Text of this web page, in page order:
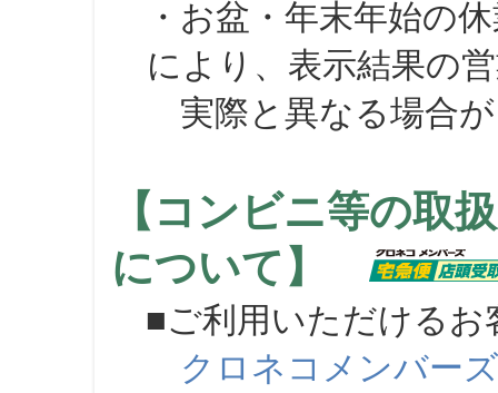
・お盆・年末年始の
により、表示結果の
実際と異なる場合が
【コンビニ等の取
について】
■ご利用いただけるお
クロネコメンバーズ